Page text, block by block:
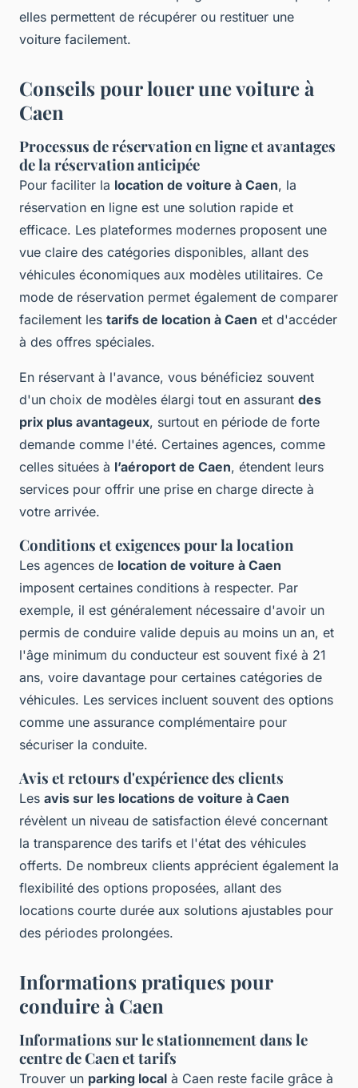
elles permettent de récupérer ou restituer une
voiture facilement.
Conseils pour louer une voiture à
Caen
Processus de réservation en ligne et avantages
de la réservation anticipée
Pour faciliter la location de voiture à Caen, la
réservation en ligne est une solution rapide et
efficace. Les plateformes modernes proposent une
vue claire des catégories disponibles, allant des
véhicules économiques aux modèles utilitaires. Ce
mode de réservation permet également de comparer
facilement les tarifs de location à Caen et d'accéder
à des offres spéciales.
En réservant à l'avance, vous bénéficiez souvent
d'un choix de modèles élargi tout en assurant des
prix plus avantageux, surtout en période de forte
demande comme l'été. Certaines agences, comme
celles situées à l’aéroport de Caen, étendent leurs
services pour offrir une prise en charge directe à
votre arrivée.
Conditions et exigences pour la location
Les agences de location de voiture à Caen
imposent certaines conditions à respecter. Par
exemple, il est généralement nécessaire d'avoir un
permis de conduire valide depuis au moins un an, et
l'âge minimum du conducteur est souvent fixé à 21
ans, voire davantage pour certaines catégories de
véhicules. Les services incluent souvent des options
comme une assurance complémentaire pour
sécuriser la conduite.
Avis et retours d'expérience des clients
Les avis sur les locations de voiture à Caen
révèlent un niveau de satisfaction élevé concernant
la transparence des tarifs et l'état des véhicules
offerts. De nombreux clients apprécient également la
flexibilité des options proposées, allant des
locations courte durée aux solutions ajustables pour
des périodes prolongées.
Informations pratiques pour
conduire à Caen
Informations sur le stationnement dans le
centre de Caen et tarifs
Trouver un parking local à Caen reste facile grâce à